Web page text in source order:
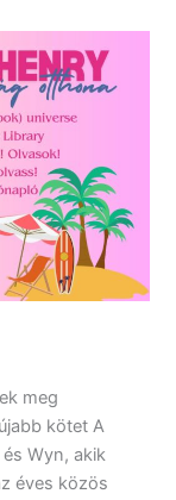
meg
kötet A
Wyn, akik
éves közös